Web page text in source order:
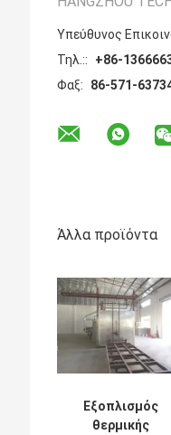
Υπεύθυνος
Τηλ.::
+86-
Φαξ:
86-571-
Άλλα προϊόντα
Εξοπλισμός
θερμικής